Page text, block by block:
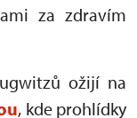
za zdravím
ožijí na
, kde prohlídky